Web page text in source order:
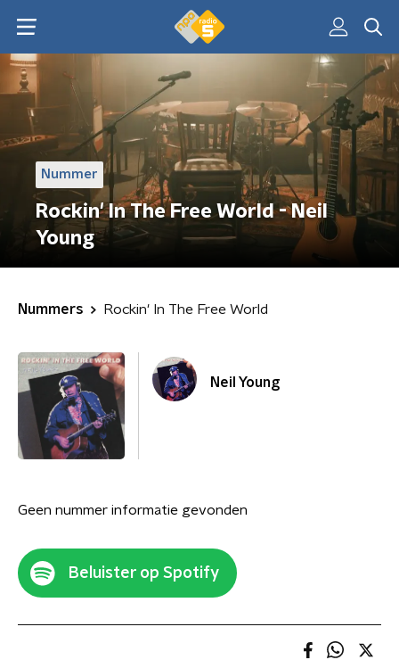
Nummer
Rockin' In The Free World - Neil
Young
Nummers Rockin' In The Free World
Neil Young
Geen nummer informatie gevonden
Beluister op Spotify